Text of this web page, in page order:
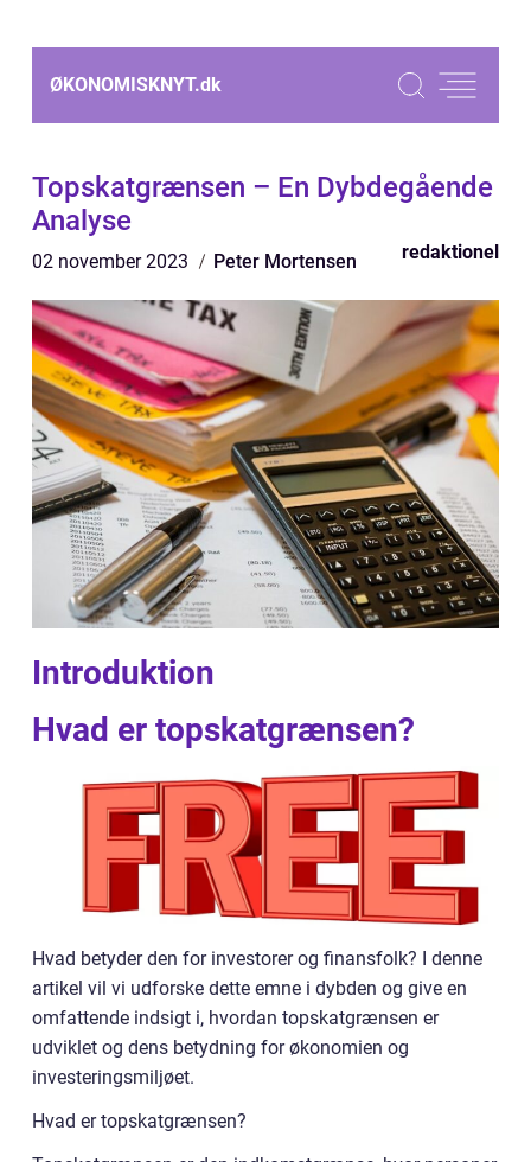
ØKONOMISKNYT.dk
Topskatgrænsen – En Dybdegående
Analyse
02 november 2023 Peter Mortensen redaktionel
Introduktion
Hvad er topskatgrænsen?
Hvad betyder den for investorer og finansfolk? I denne
artikel vil vi udforske dette emne i dybden og give en
omfattende indsigt i, hvordan topskatgrænsen er
udviklet og dens betydning for økonomien og
investeringsmiljøet.
Hvad er topskatgrænsen?